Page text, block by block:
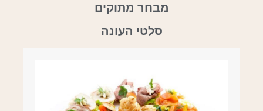
מבחר מתוקים
סלטי העונה